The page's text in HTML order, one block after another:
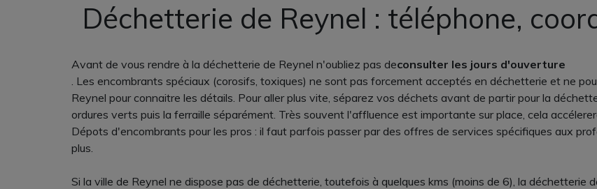
Déchetterie de Reynel : téléphone,
Avant de vous rendre à la déchetterie de Reynel n'oubliez pas deconsulter les jours d'ouverture
. Les encombrants spéciaux (corosifs, toxiques) ne sont pas forcement acceptés en déchetterie et ne
Reynel pour connaitre les détails. Pour aller plus vite, séparez vos déchets avant de partir pour la
ordures verts puis la ferraille séparément. Très souvent l'affluence est importante sur place, cela
Dépots d'encombrants pour les pros : il faut parfois passer par des offres de services spécifiques aux
plus.
Si la ville de Reynel ne dispose pas de déchetterie, toutefois à quelques kms (moins de 6), la déchetterie